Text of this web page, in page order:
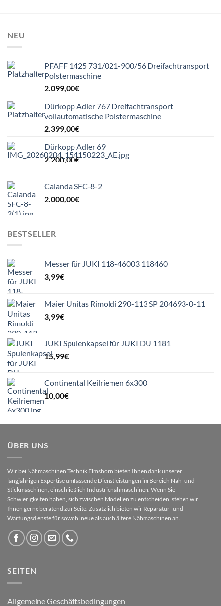
NEU
PFAFF 1425 731/021-900/56 Dreifachtransport
Polstermaschine
2.099,00€
Dürkopp Adler 767 Dreifachtransport
vollautomatische Polstermaschine
2.399,00€
Dürkopp Adler 69
2.200,00€
Calanda SFC-8-2
2.000,00€
BESTSELLER
Messer für JUKI 118-46003 118460
3,99€
Maier Unitas Rimoldi 290-113 SP 204693-0-11
3,99€
JUKI Spulenkapsel für JUKI DU 1181
15,99€
Continental Keilriemen 6x300
10,00€
ÜBER UNS
Wir bei Nähmaschinen Technik Elmshorn bieten Ihnen dank unserer
langjährigen Expertise umfassende Dienstleistungen im Bereich Näh- und
Stickmaschinen, einschließlich Industrienähmaschinen. Wenn Sie
Schwierigkeiten haben, sich zwischen Modellen zu entscheiden, stehen wir
Ihnen gerne beratend zur Seite. Zusätzlich bieten wir Reparatur- und
Wartungsdienste für sowohl neue als auch ältere Nähmaschinen an.
SEITEN
Allgemeine Geschäftsbedingungen